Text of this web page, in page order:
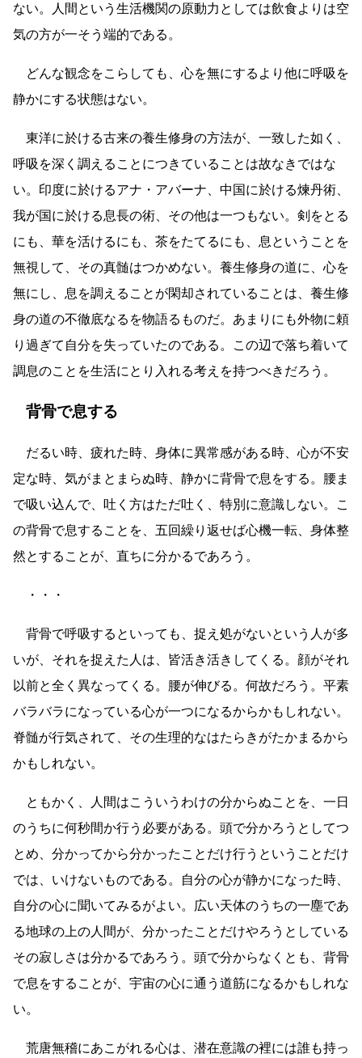
ない。人間という生活機関の原動力としては飲食よりは空
気の方が一そう端的である。
どんな観念をこらしても、心を無にするより他に呼吸を
静かにする状態はない。
東洋に於ける古来の養生修身の方法が、一致した如く、
呼吸を深く調えることにつきていることは故なきではな
い。印度に於けるアナ・アバーナ、中国に於ける煉丹術、
我が国に於ける息長の術、その他は一つもない。剣をとる
にも、華を活けるにも、茶をたてるにも、息ということを
無視して、その真髄はつかめない。養生修身の道に、心を
無にし、息を調えることが閑却されていることは、養生修
身の道の不徹底なるを物語るものだ。あまりにも外物に頼
り過ぎて自分を失っていたのである。この辺で落ち着いて
調息のことを生活にとり入れる考えを持つべきだろう。
背骨で息する
だるい時、疲れた時、身体に異常感がある時、心が不安
定な時、気がまとまらぬ時、静かに背骨で息をする。腰ま
で吸い込んで、吐く方はただ吐く、特別に意識しない。こ
の背骨で息することを、五回繰り返せば心機一転、身体整
然とすることが、直ちに分かるであろう。
・・・
背骨で呼吸するといっても、捉え処がないという人が多
いが、それを捉えた人は、皆活き活きしてくる。顔がそれ
以前と全く異なってくる。腰が伸びる。何故だろう。平素
バラバラになっている心が一つになるからかもしれない。
脊髄が行気されて、その生理的なはたらきがたかまるから
かもしれない。
ともかく、人間はこういうわけの分からぬことを、一日
のうちに何秒間か行う必要がある。頭で分かろうとしてつ
とめ、分かってから分かったことだけ行うということだけ
では、いけないものである。自分の心が静かになった時、
自分の心に聞いてみるがよい。広い天体のうちの一塵であ
る地球の上の人間が、分かったことだけやろうとしている
その寂しさは分かるであろう。頭で分からなくとも、背骨
で息をすることが、宇宙の心に通う道筋になるかもしれな
い。
荒唐無稽にあこがれる心は、潜在意識の裡には誰も持っ